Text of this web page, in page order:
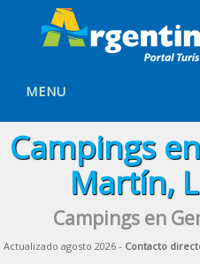
MENU
Campings
Martín,
Campings en
Actualizado agosto 2026 - Contacto